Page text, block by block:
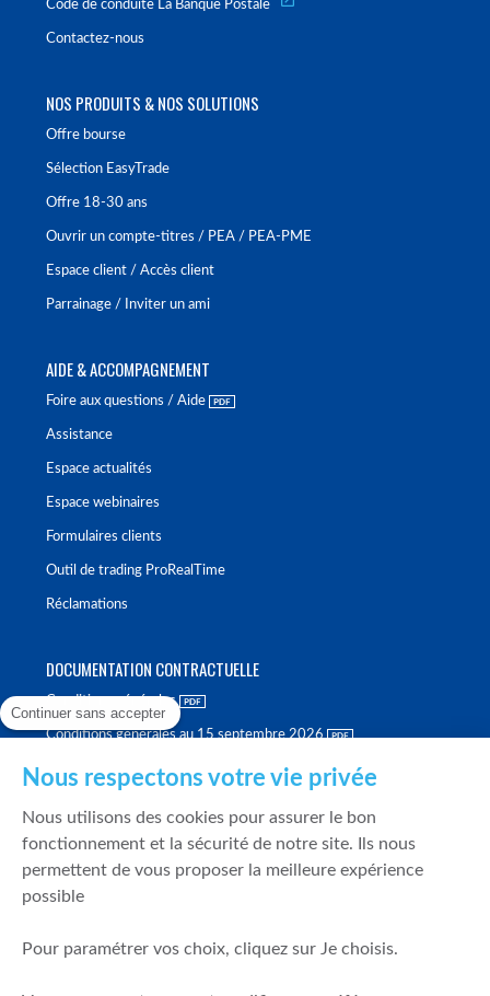
Code de conduite La Banque Postale
Contactez-nous
NOS PRODUITS & NOS SOLUTIONS
Offre bourse
Sélection EasyTrade
Offre 18-30 ans
Ouvrir un compte-titres / PEA / PEA-PME
Espace client / Accès client
Parrainage / Inviter un ami
AIDE & ACCOMPAGNEMENT
Foire aux questions / Aide
Assistance
Espace actualités
Espace webinaires
Formulaires clients
Outil de trading ProRealTime
Réclamations
DOCUMENTATION CONTRACTUELLE
Conditions générales
Conditions générales au 15 septembre 2026
Politique de meilleure sélection
Politique de durabilité
Fonds de garantie des dépôts et de résolution
Continuer sans accepter
Nous respectons votre vie privée
Nous utilisons des cookies pour assurer le bon
fonctionnement et la sécurité de notre site. Ils nous
permettent de vous proposer la meilleure expérience
possible
Pour paramétrer vos choix, cliquez sur Je choisis.